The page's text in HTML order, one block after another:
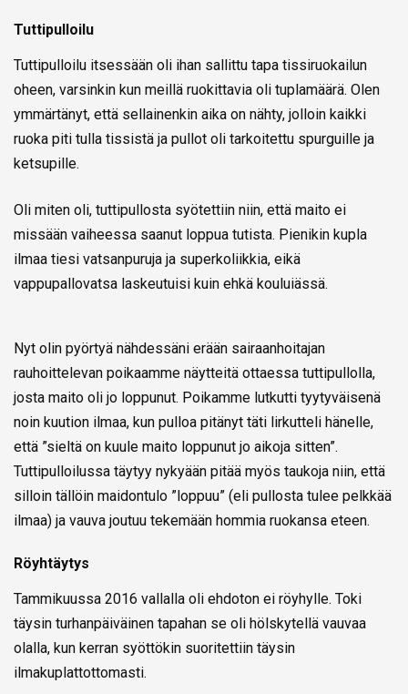
Tuttipulloilu
Tuttipulloilu itsessään oli ihan sallittu tapa tissiruokailun
oheen, varsinkin kun meillä ruokittavia oli tuplamäärä. Olen
ymmärtänyt, että sellainenkin aika on nähty, jolloin kaikki
ruoka piti tulla tissistä ja pullot oli tarkoitettu spurguille ja
ketsupille.
Oli miten oli, tuttipullosta syötettiin niin, että maito ei
missään vaiheessa saanut loppua tutista. Pienikin kupla
ilmaa tiesi vatsanpuruja ja superkoliikkia, eikä
vappupallovatsa laskeutuisi kuin ehkä kouluiässä.
Nyt olin pyörtyä nähdessäni erään sairaanhoitajan
rauhoittelevan poikaamme näytteitä ottaessa tuttipullolla,
josta maito oli jo loppunut. Poikamme lutkutti tyytyväisenä
noin kuution ilmaa, kun pulloa pitänyt täti lirkutteli hänelle,
että ”sieltä on kuule maito loppunut jo aikoja sitten”.
Tuttipulloilussa täytyy nykyään pitää myös taukoja niin, että
silloin tällöin maidontulo ”loppuu” (eli pullosta tulee pelkkää
ilmaa) ja vauva joutuu tekemään hommia ruokansa eteen.
Röyhtäytys
Tammikuussa 2016 vallalla oli ehdoton ei röyhylle. Toki
täysin turhanpäiväinen tapahan se oli hölskytellä vauvaa
olalla, kun kerran syöttökin suoritettiin täysin
ilmakuplattottomasti.